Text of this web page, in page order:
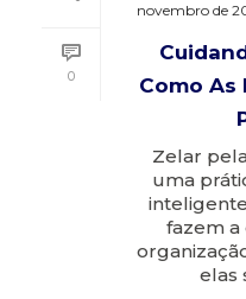
0
novembro de
Como As
Zelar
uma
fazem
elas